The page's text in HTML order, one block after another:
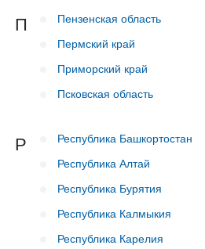
П
Пензенская область
Пермский край
Приморский край
Псковская область
Р
Республика Башкортостан
Республика Алтай
Республика Бурятия
Республика Калмыкия
Республика Карелия